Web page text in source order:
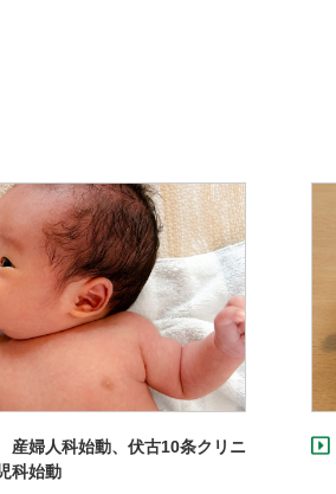
婦人科始動、伏古10条クリニ
科始動